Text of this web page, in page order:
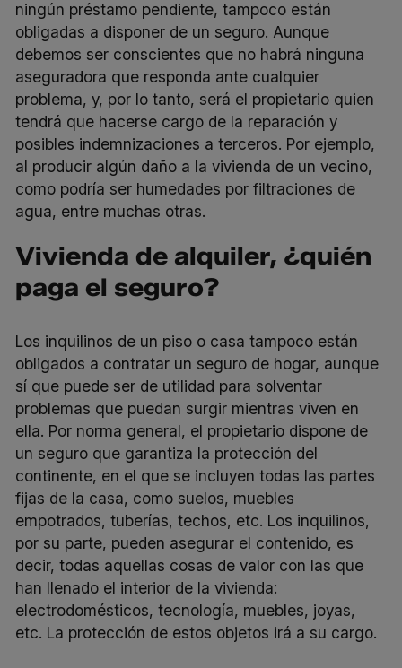
ningún préstamo pendiente, tampoco están
obligadas a disponer de un seguro. Aunque
debemos ser conscientes que no habrá ninguna
aseguradora que responda ante cualquier
problema, y, por lo tanto, será el propietario quien
tendrá que hacerse cargo de la reparación y
posibles indemnizaciones a terceros. Por ejemplo,
al producir algún daño a la vivienda de un vecino,
como podría ser humedades por filtraciones de
agua, entre muchas otras.
Vivienda de alquiler, ¿quién
paga el seguro?
Los inquilinos de un piso o casa tampoco están
obligados a contratar un seguro de hogar, aunque
sí que puede ser de utilidad para solventar
problemas que puedan surgir mientras viven en
ella. Por norma general, el propietario dispone de
un seguro que garantiza la protección del
continente, en el que se incluyen todas las partes
fijas de la casa, como suelos, muebles
empotrados, tuberías, techos, etc. Los inquilinos,
por su parte, pueden asegurar el contenido, es
decir, todas aquellas cosas de valor con las que
han llenado el interior de la vivienda:
electrodomésticos, tecnología, muebles, joyas,
etc. La protección de estos objetos irá a su cargo.